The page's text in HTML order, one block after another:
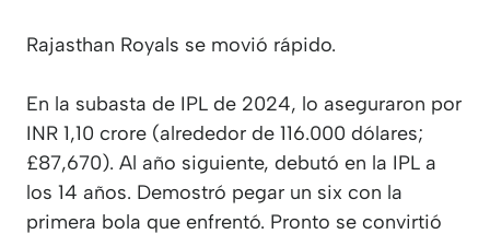
Rajasthan Royals se movió rápido.
En la subasta de IPL de 2024, lo aseguraron por
INR 1,10 crore (alrededor de 116.000 dólares;
£87,670). Al año siguiente, debutó en la IPL a
los 14 años. Demostró pegar un six con la
primera bola que enfrentó. Pronto se convirtió